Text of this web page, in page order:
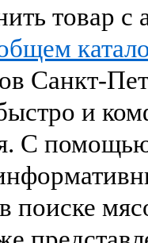
товар
Санкт-
и
С
поиске